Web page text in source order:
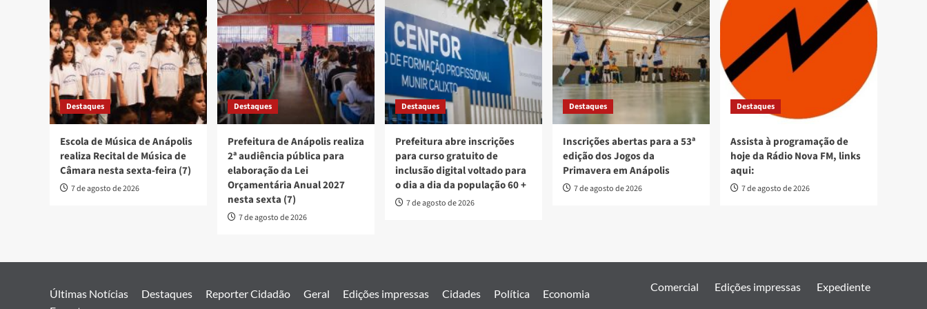
Destaques
Escola de Música de Anápolis
realiza Recital de Música de
Câmara nesta sexta-feira (7)
7 de agosto de 2026
Destaques
Prefeitura de Anápolis realiza
2ª audiência pública para
elaboração da Lei
Orçamentária Anual 2027
nesta sexta (7)
7 de agosto de 2026
Destaques
Prefeitura abre inscrições
para curso gratuito de
inclusão digital voltado para
o dia a dia da população 60 +
7 de agosto de 2026
Destaques
Inscrições abertas para a 53ª
edição dos Jogos da
Primavera em Anápolis
7 de agosto de 2026
Destaques
Assista à programação de
hoje da Rádio Nova FM, links
aqui:
7 de agosto de 2026
Últimas Notícias Destaques Reporter Cidadão Geral Edições impressas Cidades Política
Economia
Comercial Edições impressas Expediente